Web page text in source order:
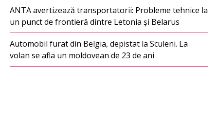
ANTA avertizează transportatorii: Probleme tehnice la
un punct de frontieră dintre Letonia și Belarus
Automobil furat din Belgia, depistat la Sculeni. La
volan se afla un moldovean de 23 de ani